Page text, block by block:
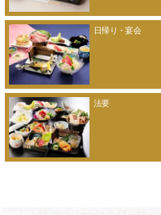
日帰り・宴会
法要